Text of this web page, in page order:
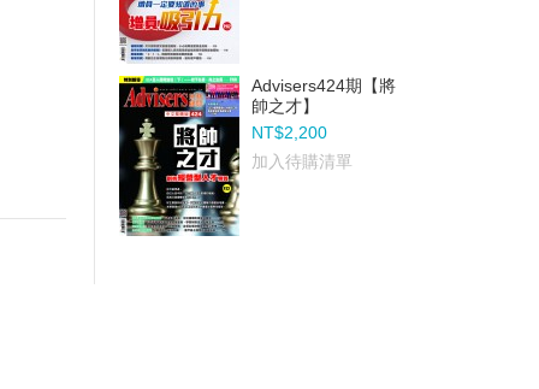
Advisers424期【將
帥之才】
NT$2,200
加入待購清單